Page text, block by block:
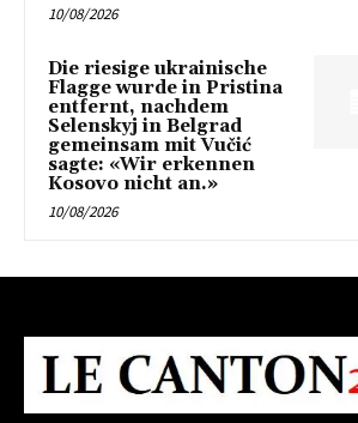
10/08/2026
Die riesige ukrainische
Flagge wurde in Pristina
entfernt, nachdem
Selenskyj in Belgrad
gemeinsam mit Vučić
sagte: «Wir erkennen
Kosovo nicht an.»
10/08/2026